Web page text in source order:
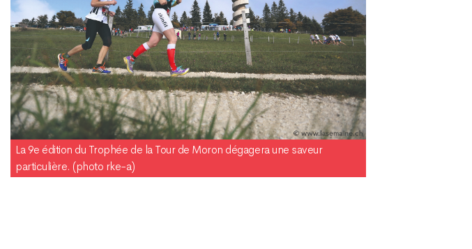
La 9e édition du Trophée de la Tour de Moron dégagera une saveur
particulière. (photo rke-a)